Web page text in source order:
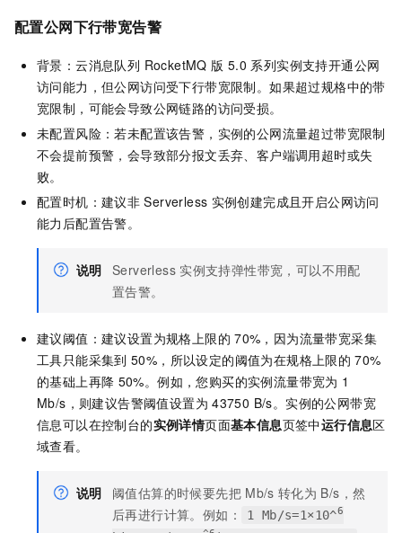
配置公网下行带宽告警
背景：云消息队列 RocketMQ 版 5.0 系列实例支持开通公网
访问能力，但公网访问受下行带宽限制。如果超过规格中的带
宽限制，可能会导致公网链路的访问受损。
未配置风险：若未配置该告警，实例的公网流量超过带宽限制
不会提前预警，会导致部分报文丢弃、客户端调用超时或失
败。
配置时机：建议非 Serverless 实例创建完成且开启公网访问
能力后配置告警。
说明 Serverless 实例支持弹性带宽，可以不用配
置告警。
建议阈值：建议设置为规格上限的 70%，因为流量带宽采集
工具只能采集到 50%，所以设定的阈值为在规格上限的 70%
的基础上再降 50%。例如，您购买的实例流量带宽为 1
Mb/s，则建议告警阈值设置为 43750 B/s。实例的公网带宽
信息可以在控制台的实例详情页面基本信息页签中运行信息区
域查看。
说明 阈值估算的时候要先把 Mb/s 转化为 B/s，然
后再进行计算。例如：
1 Mb/s=1×10^6